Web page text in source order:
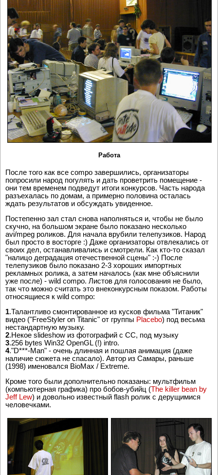
Работа
После того как все compo завершились, организаторы
попросили народ погулять и дать проветрить помещение -
они тем временем подведут итоги конкурсов. Часть народа
разъехалась по домам, а примерно половина осталась
ждать результатов и обсуждать увиденное.
Постепенно зал стал снова наполняться и, чтобы не было
скучно, на большом экране было показано несколько
avi/mpeg роликов. Для начала врубили телепузиков. Народ
был просто в восторге :) Даже организаторы отвлекались от
своих дел, останавливались и смотрели. Как кто-то сказал
"налицо деградация отечественной сцены" :-) После
телепузиков было показано 2-3 хороших импортных
рекламных ролика, а затем началось (как мне объяснили
уже после) - wild compo. Листов для голосования не было,
так что можно считать это внеконкурсным показом. Работы
относящиеся к wild compo:
1.Талантливо смонтированное из кусков фильма "Титаник"
видео ("FreeStyler on Titanic" от группы Placebo) под весьма
нестандартную музыку.
2.Некое slideshow из фотографий с CC, под музыку
3.256 bytes Win32 OpenGL (!) intro.
4."D***-Man" - очень длинная и пошлая анимация (даже
наличие сюжета не спасало). Автор из Самары, раньше
(1998) именовался BioMax / Extreme.
Кроме того были дополнительно показаны: мультфильм
(компьютерная графика) про бобов-убийц (The killer bean by
Jeff Lew) и довольно известный flash ролик с дерущимися
человечками.